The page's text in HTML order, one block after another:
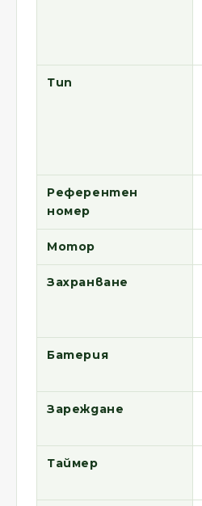
Тип
Референтен
номер
Мотор
Захранване
Батерия
Зареждане
Таймер